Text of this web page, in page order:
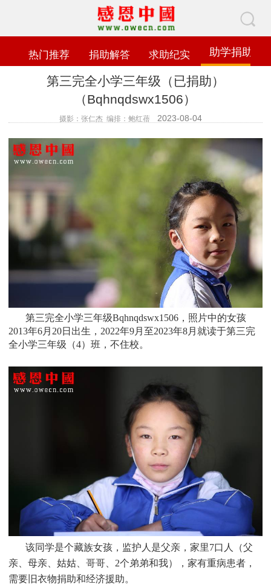
热门推荐 捐助解答 求助纪实 助学捐助
第三完全小学三年级（已捐助）
（Bqhnqdswx1506）
摄影：张仁杰 编排：鲍红蓓 2023-08-04
第三完全小学三年级Bqhnqdswx1506，照片中的女孩
2013年6月20日出生， 2022年9月至2023年8月就读于第三完
全小学三年级（4）班 ，不住校。
该同学是个藏族女孩，监护人是父亲，家里7口人（父
亲、母亲、姑姑、哥哥、2个弟弟和我），家有重病患者，
需要旧衣物捐助和经济援助。